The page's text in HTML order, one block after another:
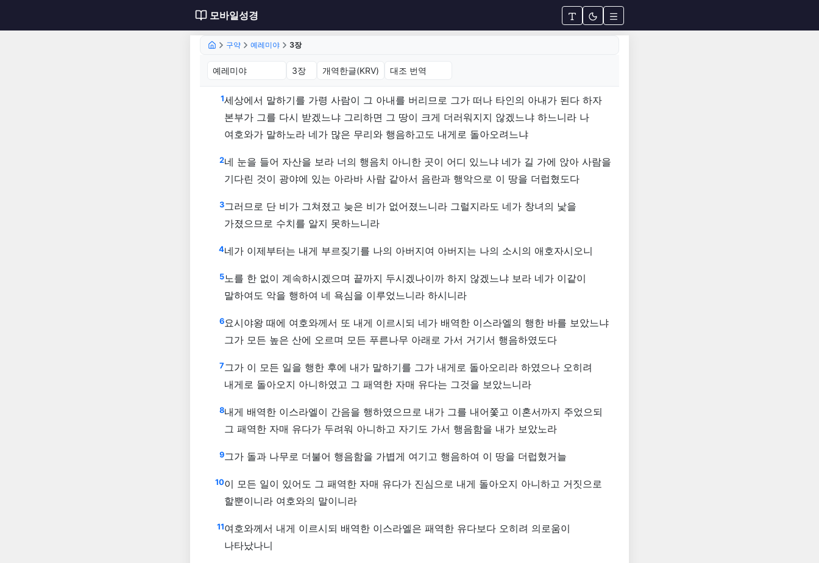
모바일성경
구약 예레미야 3장
예레미야 3장 (개역한글(KRV))
1세상에서 말하기를 가령 사람이 그 아내를 버리므로 그가 떠나 타인의 아내가 된다 하자
본부가 그를 다시 받겠느냐 그리하면 그 땅이 크게 더러워지지 않겠느냐 하느니라 나
여호와가 말하노라 네가 많은 무리와 행음하고도 내게로 돌아오려느냐
2네 눈을 들어 자산을 보라 너의 행음치 아니한 곳이 어디 있느냐 네가 길 가에 앉아 사람을
기다린 것이 광야에 있는 아라바 사람 같아서 음란과 행악으로 이 땅을 더럽혔도다
3그러므로 단 비가 그쳐졌고 늦은 비가 없어졌느니라 그럴지라도 네가 창녀의 낯을
가졌으므로 수치를 알지 못하느니라
4네가 이제부터는 내게 부르짖기를 나의 아버지여 아버지는 나의 소시의 애호자시오니
5노를 한 없이 계속하시겠으며 끝까지 두시겠나이까 하지 않겠느냐 보라 네가 이같이
말하여도 악을 행하여 네 욕심을 이루었느니라 하시니라
6요시야왕 때에 여호와께서 또 내게 이르시되 네가 배역한 이스라엘의 행한 바를 보았느냐
그가 모든 높은 산에 오르며 모든 푸른나무 아래로 가서 거기서 행음하였도다
7그가 이 모든 일을 행한 후에 내가 말하기를 그가 내게로 돌아오리라 하였으나 오히려
내게로 돌아오지 아니하였고 그 패역한 자매 유다는 그것을 보았느니라
8내게 배역한 이스라엘이 간음을 행하였으므로 내가 그를 내어쫓고 이혼서까지 주었으되
그 패역한 자매 유다가 두려워 아니하고 자기도 가서 행음함을 내가 보았노라
9그가 돌과 나무로 더불어 행음함을 가볍게 여기고 행음하여 이 땅을 더럽혔거늘
10이 모든 일이 있어도 그 패역한 자매 유다가 진심으로 내게 돌아오지 아니하고 거짓으로
할뿐이니라 여호와의 말이니라
11여호와께서 내게 이르시되 배역한 이스라엘은 패역한 유다보다 오히려 의로움이
나타났나니